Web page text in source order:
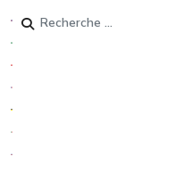
Rechercher